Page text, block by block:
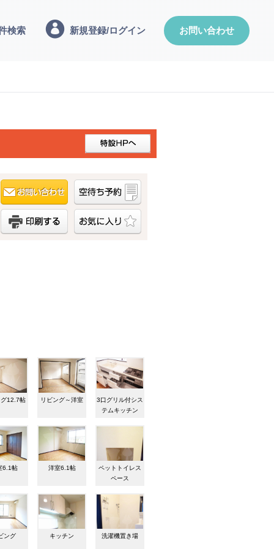
検索 新規登録/ログイン お問い合わせ
12.7帖 リビング～洋室
3口グリル付シス
テムキッチン
6.1帖 洋室6.1帖
ペットトイレス
ペース
ング キッチン 洗濯機置き場